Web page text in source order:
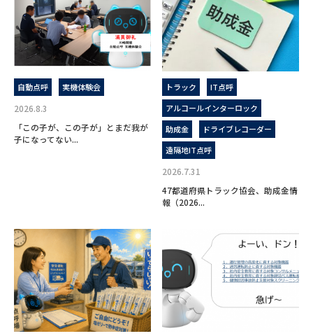
自動点呼 実機体験会
2026.8.3
「この子が、この子が」とまだ我が
子になってない...
トラック
IT点呼
アルコールインターロック
助成金
ドライブレコーダー
遠隔地IT点呼
2026.7.31
47都道府県トラック協会、助成金情
報（2026...